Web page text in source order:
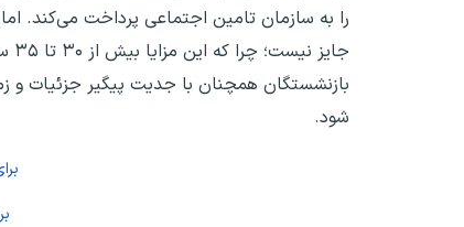
را به سازمان تامین اجتماعی پرداخت می‌کند.
بازنشستگان همچنان با جدیت پیگیر جزئیات و
شود.